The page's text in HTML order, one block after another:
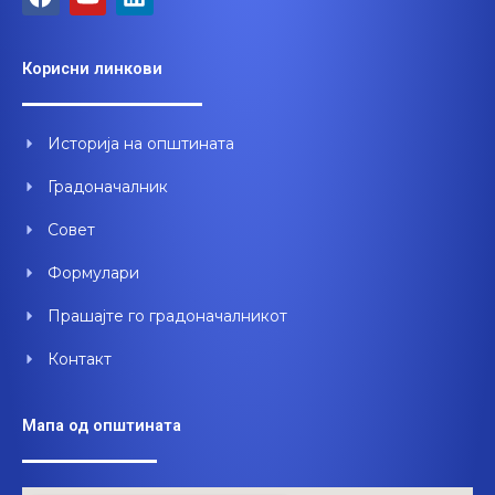
a
b
o
k
o
u
b
i
e
d
n
Корисни линкови
Историја на општината
Градоначалник
Совет
Формулари
Прашајте го градоначалникот
Контакт
Мапа од општината